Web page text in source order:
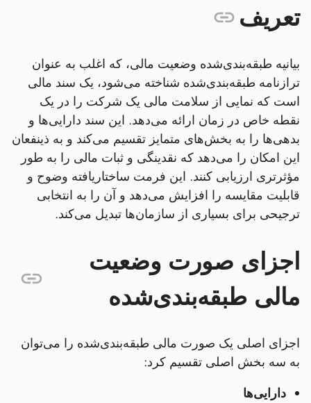
تعریف
بیانیه طبقه‌بندی‌شده وضعیت مالی، که اغلب به عنوان
ترازنامه طبقه‌بندی‌شده شناخته می‌شود، یک سند مالی
است که نمایی از سلامت مالی یک شرکت را در یک
نقطه خاص در زمان ارائه می‌دهد. این سند دارایی‌ها و
بدهی‌ها را به بخش‌های متمایز تقسیم می‌کند و به ذینفعان
این امکان را می‌دهد که نقدینگی و ثبات مالی را به طور
مؤثرتری ارزیابی کنند. این فرمت ساختاریافته وضوح و
قابلیت مقایسه را افزایش می‌دهد و آن را به انتخابی
ترجیحی برای بسیاری از سازمان‌ها تبدیل می‌کند.
اجزای صورت وضعیت
مالی طبقه‌بندی‌شده
اجزای اصلی یک صورت مالی طبقه‌بندی‌شده را می‌توان
به سه بخش اصلی تقسیم کرد:
دارایی‌ها